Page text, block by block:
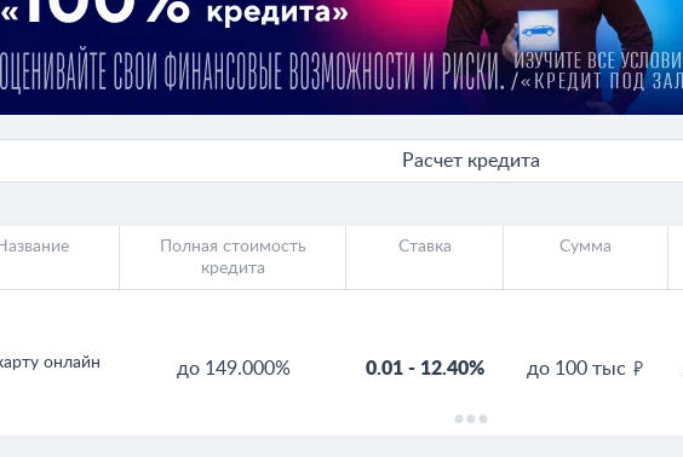
Расчет кредита
Полная стоимость
кредита
Ставка Сумма
онлайн до 149.000% 0.01 - 12.40% до 100 тыс